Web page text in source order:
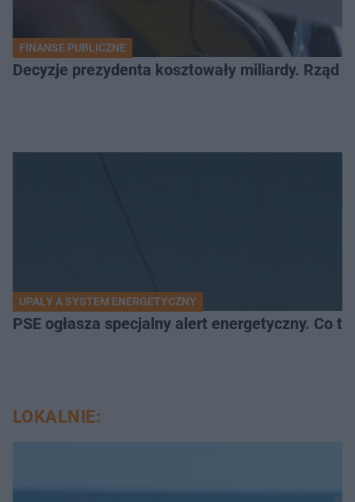
FINANSE PUBLICZNE
Decyzje prezydenta kosztowały miliardy. Rząd
UPAŁY A SYSTEM ENERGETYCZNY
PSE ogłasza specjalny alert energetyczny. Co
LOKALNIE: